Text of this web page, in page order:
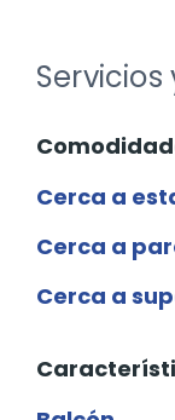
Cerca a
Cerca a
Cerca a